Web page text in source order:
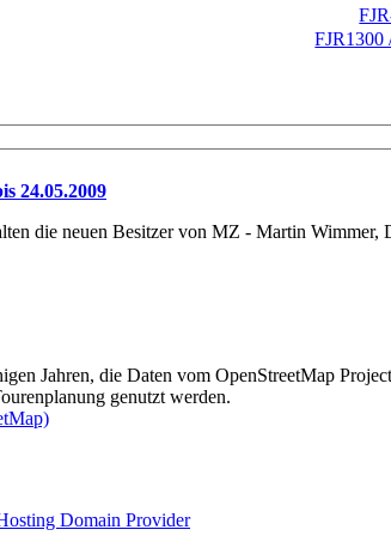
FJR1300
24.05.2009
die neuen Besitzer von MZ - Martin
Jahren, die Daten vom OpenStreetMap
genutzt werden.